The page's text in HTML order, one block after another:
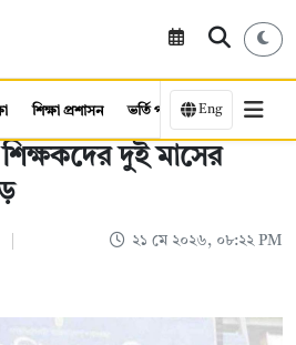
শিক্ষা প্রশাসন ভর্তি পরীক্ষা কর্মসংস্থান
Eng
শিক্ষকদের দুই মাসের
২১ মে ২০২৬, ০৮:২২ PM